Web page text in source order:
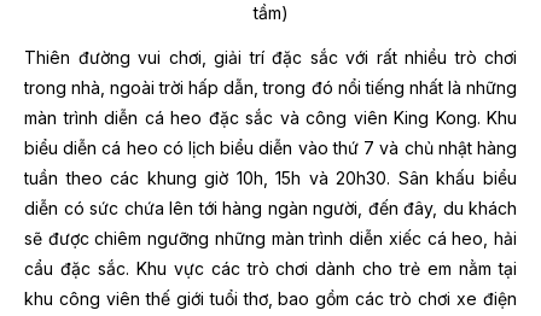
tầm)
Thiên đường vui chơi, giải trí đặc sắc với rất nhiều trò chơi
trong nhà, ngoài trời hấp dẫn, trong đó nổi tiếng nhất là những
màn trình diễn cá heo đặc sắc và công viên King Kong. Khu
biểu diễn cá heo có lịch biểu diễn vào thứ 7 và chủ nhật hàng
tuần theo các khung giờ 10h, 15h và 20h30. Sân khấu biểu
diễn có sức chứa lên tới hàng ngàn người, đến đây, du khách
sẽ được chiêm ngưỡng những màn trình diễn xiếc cá heo, hải
cẩu đặc sắc. Khu vực các trò chơi dành cho trẻ em nằm tại
khu công viên thế giới tuổi thơ, bao gồm các trò chơi xe điện